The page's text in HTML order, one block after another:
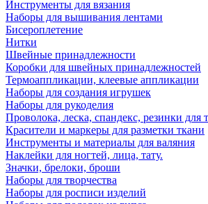
Инструменты для вязания
Наборы для вышивания лентами
Бисероплетение
Нитки
Швейные принадлежности
Коробки для швейных принадлежностей
Термоаппликации, клеевые аппликации
Наборы для создания игрушек
Наборы для рукоделия
Проволока, леска, спандекс, резинки для
Красители и маркеры для разметки ткани
Инструменты и материалы для валяния
Наклейки для ногтей, лица, тату.
Значки, брелоки, броши
Наборы для творчества
Наборы для росписи изделий